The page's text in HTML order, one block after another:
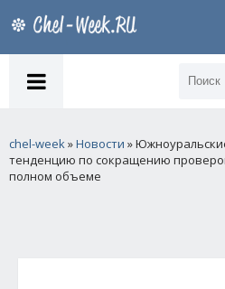
chel-week»Новости »
тенденцию по сокращению
полном объеме